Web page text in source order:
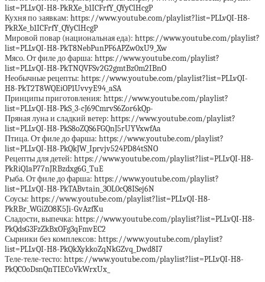
list=PLLvQI-H8-PkRXe_b1ICFrfY_QYyClHcgP
Кухня по заявкам: https://www.youtube.com/playlist?list=PLLvQI-H8-
PkRXe_b1ICFrfY_QYyClHcgP
Мировой повар (национальная еда): https://www.youtube.com/playlist?
list=PLLvQI-H8-PkT8NebPunPF6APZw0xU9_Xw
Мясо. От филе до фарша: https://www.youtube.com/playlist?
list=PLLvQI-H8-PkTNQVFSv2G2gmtBz0m2IBnO
Необычные рецепты: https://www.youtube.com/playlist?list=PLLvQI-
H8-PkT2T8WQEiOP1UvvyE94_aSA
Принципы приготовления: https://www.youtube.com/playlist?
list=PLLvQI-H8-PkS_3-cJ69CmrvS6Zor6kQp-
Пряная луна и сладкий ветер: https://www.youtube.com/playlist?
list=PLLvQI-H8-PkS8oZQS6FGQnJ5rUYVxwfAa
Птица. От филе до фарша: https://www.youtube.com/playlist?
list=PLLvQI-H8-PkQkJW_Iprvjv524PD84tSNO
Рецепты для детей: https://www.youtube.com/playlist?list=PLLvQI-H8-
PkRiQ1aP77nJRBzdxg6G_TuE
Рыба. От филе до фарша: https://www.youtube.com/playlist?
list=PLLvQI-H8-PkTABvtain_3OL0cQ8ISej6N
Соусы: https://www.youtube.com/playlist?list=PLLvQI-H8-
PkRBr_WGiZO8K5Ji-GvAzfKu
Сладости, выпечка: https://www.youtube.com/playlist?list=PLLvQI-H8-
PkQdsG3FzZkBxOFg3qFmvEC2
Сырники без комплексов: https://www.youtube.com/playlist?
list=PLLvQI-H8-PkQkXykkoZqNkGZvq_Dwd8I7
Теле-теле-тесто: https://www.youtube.com/playlist?list=PLLvQI-H8-
PkQC0oDsnQnTIECoVkWrxUx_